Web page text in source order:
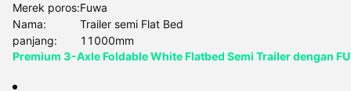
Merek poros:Fuwa
Nama:
Trailer semi Flat Bed
panjang:
11000mm
Premium 3-Axle Foldable White Flatbed Semi Trailer dengan